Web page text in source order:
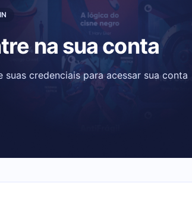
na sua conta
suas credenciais para acessar sua conta